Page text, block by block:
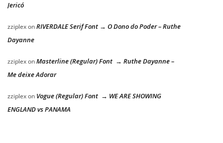
Jericó
zziplexonRIVERDALE Serif Font → O Dono do Poder – Ruthe
Dayanne
zziplexonMasterline (Regular) Font → Ruthe Dayanne –
Me deixe Adorar
zziplexon Vogue (Regular) Font → WE ARE SHOWING
ENGLAND vs PANAMA